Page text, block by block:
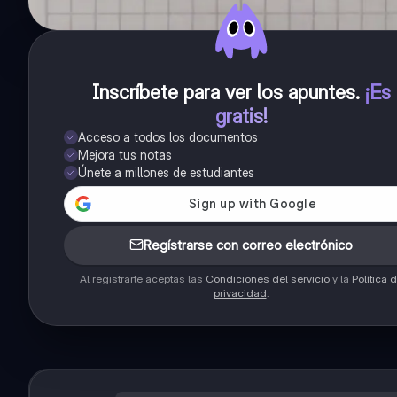
Inscríbete para ver los apuntes. ¡Es
gratis!
Acceso a todos los documentos
Mejora tus notas
Únete a millones de estudiantes
Regístrarse con correo electrónico
Al registrarte aceptas las Condiciones del servicioy la Política
privacidad